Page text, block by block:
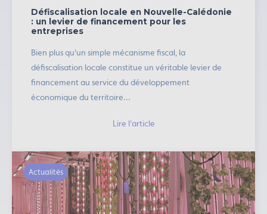
Défiscalisation locale en Nouvelle-Calédonie
: un levier de financement pour les
entreprises
Bien plus qu'un simple mécanisme fiscal, la
défiscalisation locale constitue un véritable levier de
financement au service du développement
économique du territoire...
Lire l'article
Actualités